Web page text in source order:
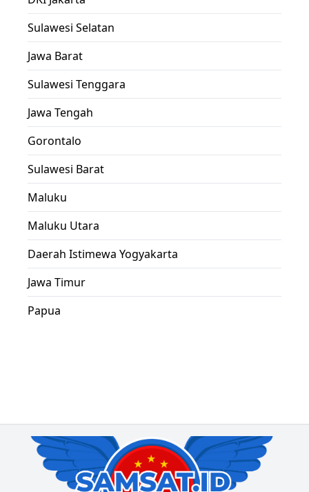
Sulawesi Selatan
Jawa Barat
Sulawesi Tenggara
Jawa Tengah
Gorontalo
Sulawesi Barat
Maluku
Maluku Utara
Daerah Istimewa Yogyakarta
Jawa Timur
Papua